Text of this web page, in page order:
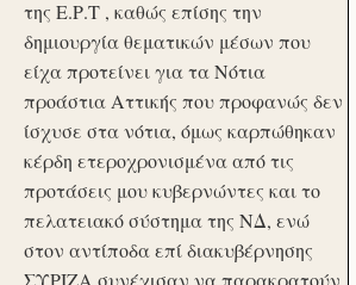
της Ε.Ρ.Τ , καθώς επίσης την
δημιουργία θεματικών μέσων που
είχα προτείνει για τα Νότια
προάστια Αττικής που προφανώς δεν
ίσχυσε στα νότια, όμως καρπώθηκαν
κέρδη ετεροχρονισμένα από τις
προτάσεις μου κυβερνώντες και το
πελατειακό σύστημα της ΝΔ, ενώ
στον αντίποδα επί διακυβέρνησης
ΣΥΡΙΖΑ συνέχισαν να παρακρατούν